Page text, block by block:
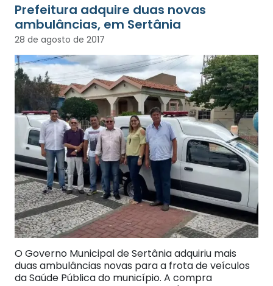
Prefeitura adquire duas novas
ambulâncias, em Sertânia
28 de agosto de 2017
O Governo Municipal de Sertânia adquiriu mais
duas ambulâncias novas para a frota de veículos
da Saúde Pública do município. A compra